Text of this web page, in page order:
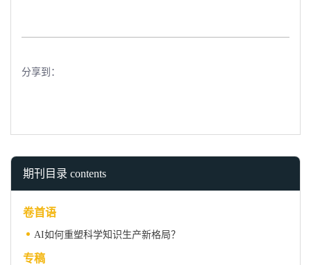
分享到：
期刊目录 contents
卷首语
AI如何重塑科学知识生产新格局？
专稿